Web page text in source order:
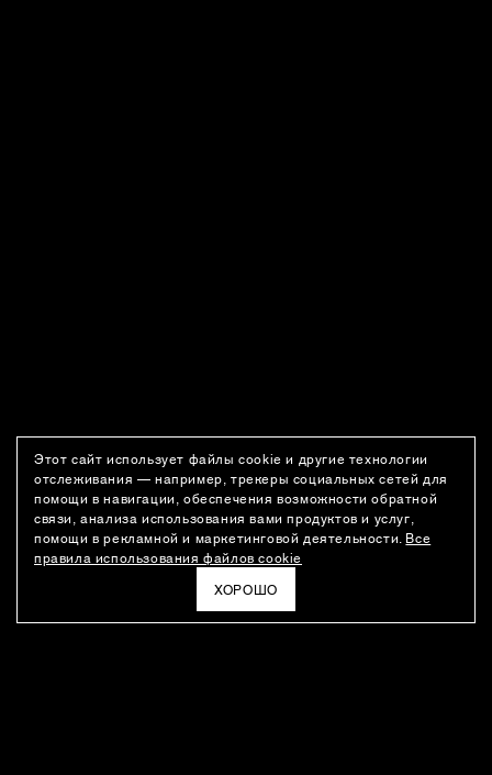
Этот сайт использует файлы cookie и другие технологии
отслеживания — например, трекеры социальных сетей для
помощи в навигации, обеспечения возможности обратной
связи, анализа использования вами продуктов и услуг,
помощи в рекламной и маркетинговой деятельности. Все
правила использования файлов cookie
ХОРОШО